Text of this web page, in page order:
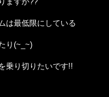
は最低限にしている
り(~_~)
乗り切りたいです!!